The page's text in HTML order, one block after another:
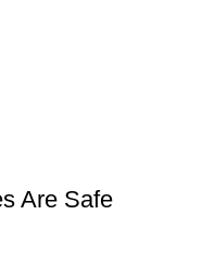
Are Safe